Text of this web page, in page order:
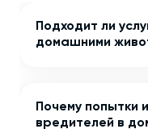
Подходит ли
домашними
Почему попытки
вредителей в